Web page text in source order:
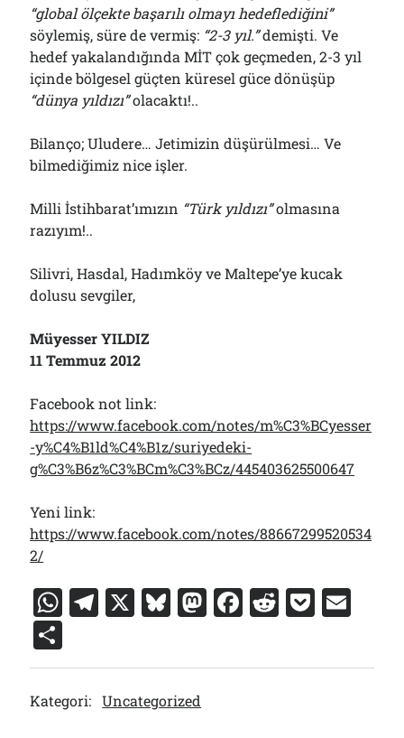
“global ölçekte başarılı olmayı hedeflediğini”
söylemiş, süre de vermiş: “2-3 yıl.”demişti. Ve
hedef yakalandığında MİT çok geçmeden, 2-3 yıl
içinde bölgesel güçten küresel güce dönüşüp
“dünya yıldızı”olacaktı!..
Bilanço; Uludere… Jetimizin düşürülmesi… Ve
bilmediğimiz nice işler.
Milli İstihbarat’ımızın “Türk yıldızı”olmasına
razıyım!..
Silivri, Hasdal, Hadımköy ve Maltepe’ye kucak
dolusu sevgiler,
Müyesser YILDIZ
11 Temmuz 2012
Facebook not link:
https://www.facebook.com/notes/m%C3%BCyesser
-y%C4%B1ld%C4%B1z/suriyedeki-
g%C3%B6z%C3%BCm%C3%BCz/445403625500647
Yeni link:
https://www.facebook.com/notes/88667299520534
2/
W
at
s
A
T
e
gr
a
X Bl
e
s
k
M
st
F
c
R
d
P
c ai
h
ar
e
Kategori: Uncategorized